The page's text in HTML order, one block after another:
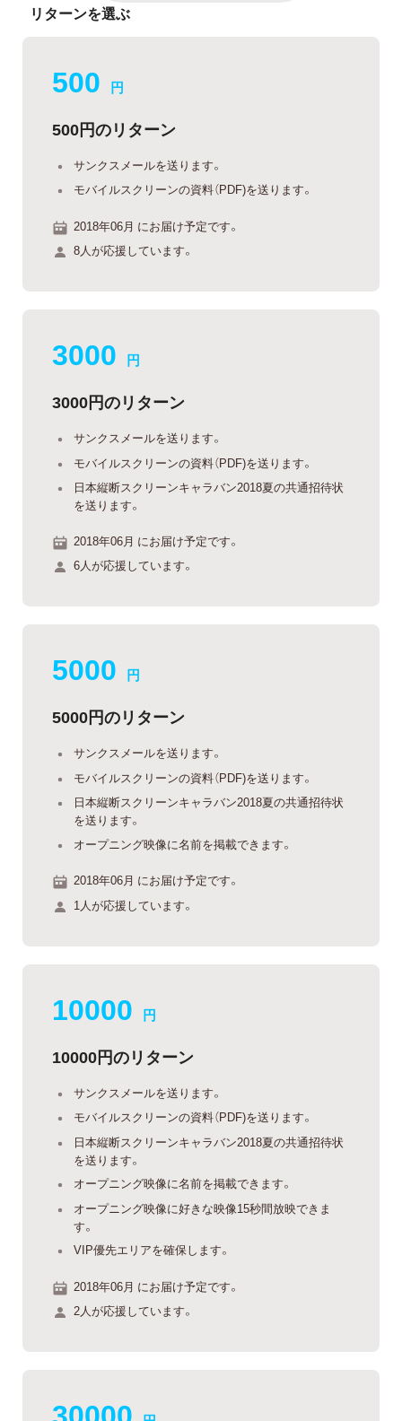
リターンを選ぶ
500 円
500円のリターン
サンクスメールを送ります。
モバイルスクリーンの資料（PDF)を送ります。
2018年06月 にお届け予定です。
8人が応援しています。
3000 円
3000円のリターン
サンクスメールを送ります。
モバイルスクリーンの資料（PDF)を送ります。
日本縦断スクリーンキャラバン2018夏の共通招待状
を送ります。
2018年06月 にお届け予定です。
6人が応援しています。
5000 円
5000円のリターン
サンクスメールを送ります。
モバイルスクリーンの資料（PDF)を送ります。
日本縦断スクリーンキャラバン2018夏の共通招待状
を送ります。
オープニング映像に名前を掲載できます。
2018年06月 にお届け予定です。
1人が応援しています。
10000 円
10000円のリターン
サンクスメールを送ります。
モバイルスクリーンの資料（PDF)を送ります。
日本縦断スクリーンキャラバン2018夏の共通招待状
を送ります。
オープニング映像に名前を掲載できます。
オープニング映像に好きな映像15秒間放映できま
す。
VIP優先エリアを確保します。
2018年06月 にお届け予定です。
2人が応援しています。